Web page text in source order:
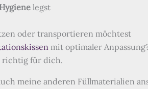
legst
oder transportieren möchtest
mit optimaler
richtig für dich.
meine anderen Füllmaterialien